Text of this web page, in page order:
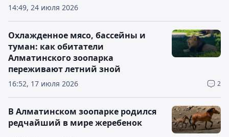
14:49, 24 июля 2026
16:52, 17 июля 2026 2
Охлажденное мясо, бассейны и
туман: как обитатели
Алматинского зоопарка
переживают летний зной
В Алматинском зоопарке родился
редчайший в мире жеребенок